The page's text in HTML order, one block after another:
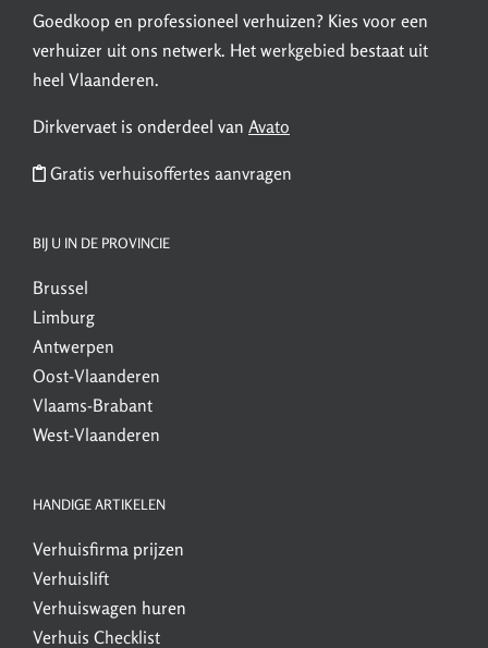
Goedkoop en professioneel verhuizen? Kies voor een
verhuizer uit ons netwerk. Het werkgebied bestaat uit
heel Vlaanderen.
Dirkvervaet is onderdeel van Avato
Gratis verhuisoffertes aanvragen
BIJ U IN DE PROVINCIE
Brussel
Limburg
Antwerpen
Oost-Vlaanderen
Vlaams-Brabant
West-Vlaanderen
HANDIGE ARTIKELEN
Verhuisfirma prijzen
Verhuislift
Verhuiswagen huren
Verhuis Checklist